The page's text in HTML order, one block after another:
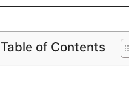
Table of Contents